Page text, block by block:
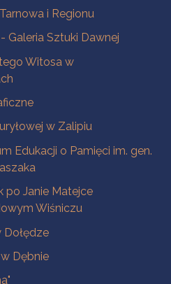
i Regionu
Galeria Sztuki Dawnej
Witosa w
w Zalipiu
Edukacji o Pamięci im. gen.
po Janie Matejce
Wiśniczu
Dębnie